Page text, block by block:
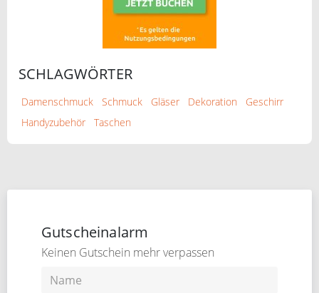
SCHLAGWÖRTER
Damenschmuck Schmuck Gläser Dekoration
Geschirr
Handyzubehör
Taschen
Gutscheinalarm
Keinen Gutschein mehr verpassen